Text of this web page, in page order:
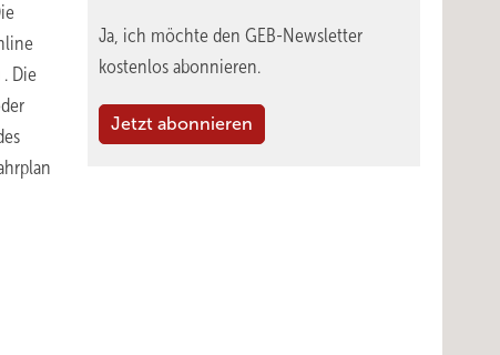
. Die
Ja, ich möchte den GEB-Newsletter
kostenlos abonnieren.
Jetzt abonnieren